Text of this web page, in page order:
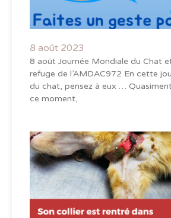
8 août 2023
8 août Journée Mondiale du Chat
refuge de l’AMDAC972 En cette
du chat, pensez à eux …
ce moment,